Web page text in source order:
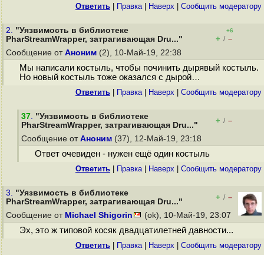
Ответить Правка| Наверх Cообщить модератору
2. "Уязвимость в библиотеке
PharStreamWrapper, затрагивающая Dru..."
+6
+ / –
Сообщение от Аноним (2), 10-Май-19, 22:38
Мы написали костыль, чтобы починить дырявый костыль.
Но новый костыль тоже оказался с дырой…
Ответить Правка| Наверх Cообщить модератору
37. "Уязвимость в библиотеке
PharStreamWrapper, затрагивающая Dru..."
+ / –
Сообщение от Аноним (37), 12-Май-19, 23:18
Ответ очевиден - нужен ещё один костыль
Ответить Правка| Наверх Cообщить модератору
3. "Уязвимость в библиотеке
PharStreamWrapper, затрагивающая Dru..."
+ / –
Сообщение от Michael Shigorin (ok), 10-Май-19, 23:07
Эх, это ж типовой косяк двадцатилетней давности...
Ответить Правка| Наверх Cообщить модератору